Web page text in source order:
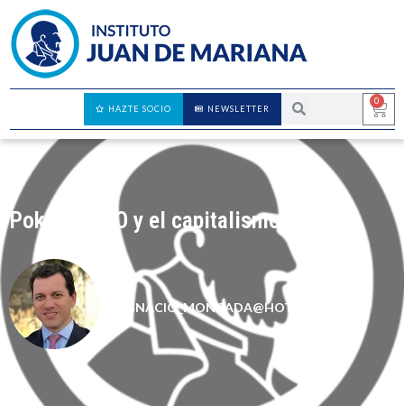
0
NEWSLETTER
HAZTE SOCIO
Pokémon GO y el capitalismo
IGNACIO_MONCADA@HOTMAIL.COM